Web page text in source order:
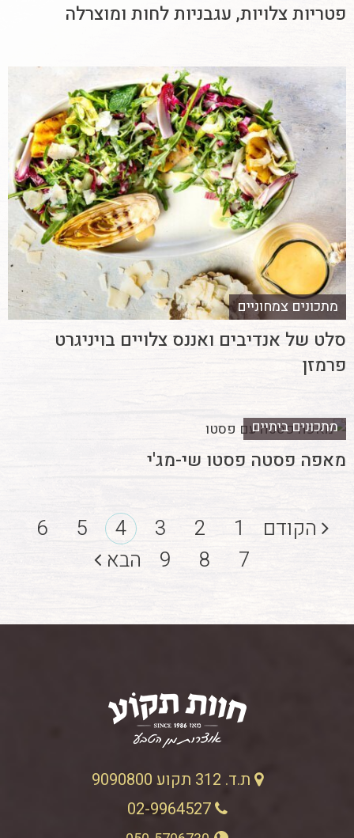
פטריות צלויות, עגבניות לחות ומוצרלה
מתכונים צמחוניים
סלט של אנדיבים ואננס צלויים בויניגרט
פרמזן
מתכונים ביתיים
מאפה פסטה פסטו שי-מג'י
הקודם 1
2
3
4
5
6
7
8
9 הבא
ת.ד. 312 תקוע 9090800
02-9964527